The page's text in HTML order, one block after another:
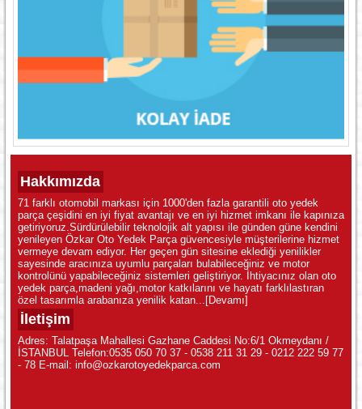
Hakkımızda
71 farklı otomobil markası için 1000'den fazla garantili oto yedek
parça çeşidini en iyi fiyat avantajı ve en iyi hizmet imkanı ile kapınıza
getiriyoruz.Sürdürülebilir teknolojik alt yapısı ile günden güne kendini
yenileyen Özkar Oto Yedek Parça güvencesiyle müşterilerine hizmet
vermeye devam ediyor. Her geçen gün sitesine eklediği yenilikler
sayesinde aracınıza uyumlu parçaları bulabileceğiniz ve motor
kontrolünü yapabileceğiniz sistemleri geliştiriyor. İhtiyacınız olan oto
yedek parça,madeni yağı,motor katkılarını ve hayatı farklılastıran
özel tasarımla arabanıza yenilik katan... [Devamı]
İletişim
Adres: Talatpaşa Mahallesi Gazhane Caddesi No:6/1 Okmeydanı /
İSTANBUL Telefon:0535 050 70 37 - 0538 211 31 29 - 0212 222 59 77
- 78 E-mail: info@ozkarotoyedekparca.com